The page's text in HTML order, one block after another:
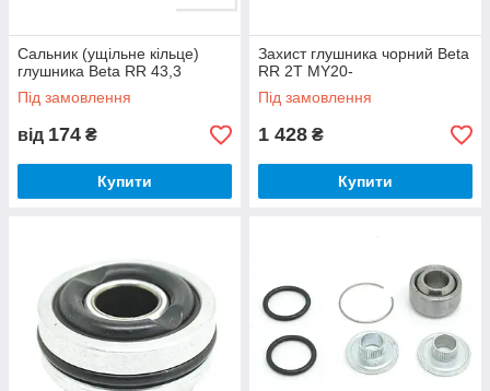
Сальник (ущільне кільце)
глушника Beta RR 43,3
Під замовлення
від 174 ₴
Купити
Захист глушника чорний Beta
RR 2T MY20-
Під замовлення
1 428 ₴
Купити